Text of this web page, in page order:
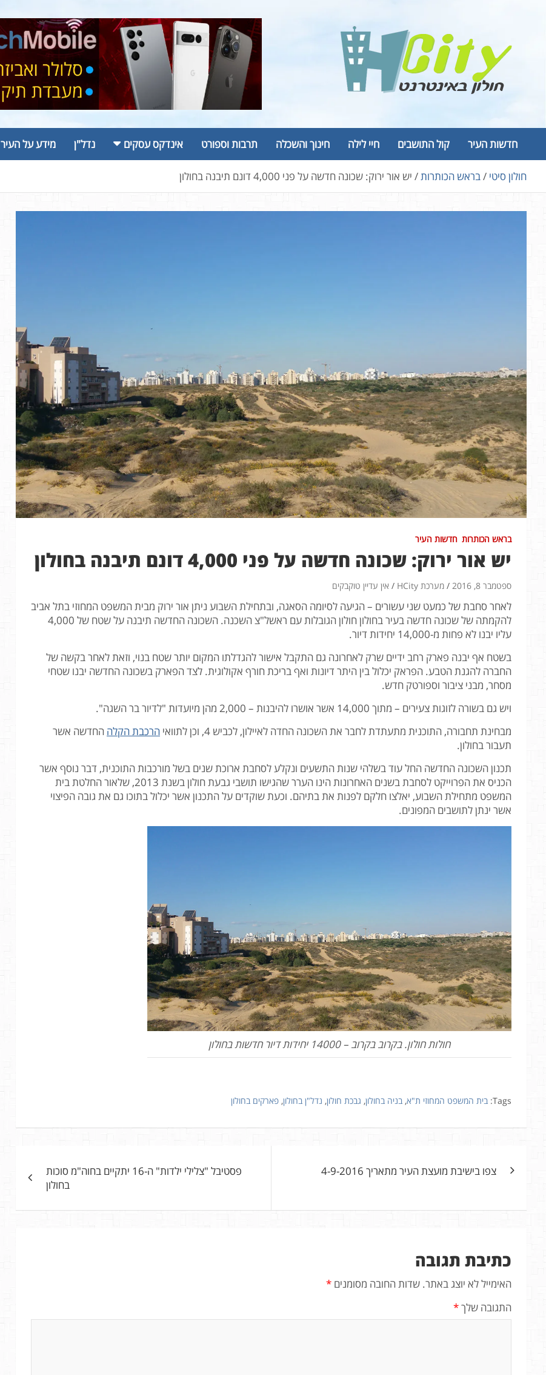
חדשות העיר קול התושבים חיי לילה חינוך והשכלה תרבות וספורט אינדקס עסקים נדל"ן מידע על העיר
חולון סיטי בראש הכותרות יש אור ירוק: שכונה חדשה על פני 4,000 דונם תיבנה בחולון
בראש הכותרות חדשות העיר
יש אור ירוק: שכונה חדשה על פני 4,000 דונם תיבנה בחולון
ספטמבר 8, 2016 מערכת HCity אין עדיין טוקבקים
לאחר סחבת של כמעט שני עשורים – הגיעה לסיומה הסאגה, ובתחילת השבוע ניתן אור ירוק מבית המשפט המחוזי בתל אביב
להקמתה של שכונה חדשה בעיר בחולון חולון הגובלות עם ראשל"צ השכנה. השכונה החדשה תיבנה על שטח של 4,000
עליו יבנו לא פחות מ-14,000 יחידות דיור.
בשטח אף יבנה פארק רחב ידיים שרק לאחרונה גם התקבל אישור להגדלתו המקום יותר שטח בנוי, וזאת לאחר בקשה של
החברה להגנת הטבע. הפראק יכלול בין היתר דיונות ואף בריכת חורף אקולוגית. לצד הפארק בשכונה החדשה יבנו שטחי
מסחר, מבני ציבור וספורטק חדש.
ויש גם בשורה לזוגות צעירים – מתוך 14,000 אשר אושרו להיבנות – 2,000 מהן מיועדות "לדיור בר השגה".
מבחינת תחבורה, התוכנית מתעתדת לחבר את השכונה החדה לאיילון, לכביש 4, וכן לתוואי
הרכבת הקלה החדשה אשר
תעבור בחולון.
תכנון השכונה החדשה החל עוד בשלהי שנות התשעים ונקלע לסחבת ארוכת שנים בשל מורכבות התוכנית, דבר נוסף אשר
הכניס את הפרוייקט לסחבת בשנים האחרונות הינו הערר שהגישו תושבי גבעת חולון בשנת 2013, שלאור החלטת בית
המשפט מתחילת השבוע, יאלצו חלקם לפנות את בתיהם. וכעת שוקדים על התכנון אשר יכלול בתוכו גם את גובה הפיצוי
אשר ינתן לתושבים המפונים.
חולות חולון. בקרוב בקרוב – 14000 יחידות דיור חדשות בחולון
Tags: בית המשפט המחוזי ת"א, בניה בחולון, גבכת חולון, נדל"ן בחולון, פארקים בחולון
צפו בישיבת מועצת העיר מתאריך 4-9-2016
פסטיבל "צלילי ילדות" ה-16 יתקיים בחוה"מ סוכות
בחולון
כתיבת תגובה
האימייל לא יוצג באתר. שדות החובה מסומנים *
התגובה שלך*